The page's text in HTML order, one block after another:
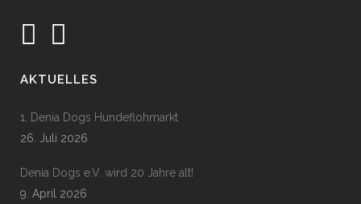
AKTUELLES
1. Denia Dogs Hundeflohmarkt
26. Juli 2026
Denia Dogs e.V. wird 20 Jahre alt!
9. April 2026